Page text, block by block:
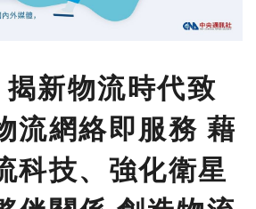
新物流時代致
流網絡即服務 藉
科技、強化衛星